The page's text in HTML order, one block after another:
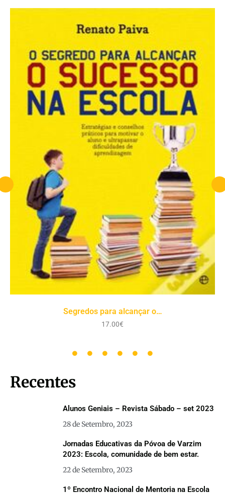
Queridos pais, odeio-vos
17.00€
Recentes
Alunos Geniais – Revista Sábado – set 2023
28 de Setembro, 2023
Jornadas Educativas da Póvoa de Varzim
2023: Escola, comunidade de bem estar.
22 de Setembro, 2023
1º Encontro Nacional de Mentoria na Escola